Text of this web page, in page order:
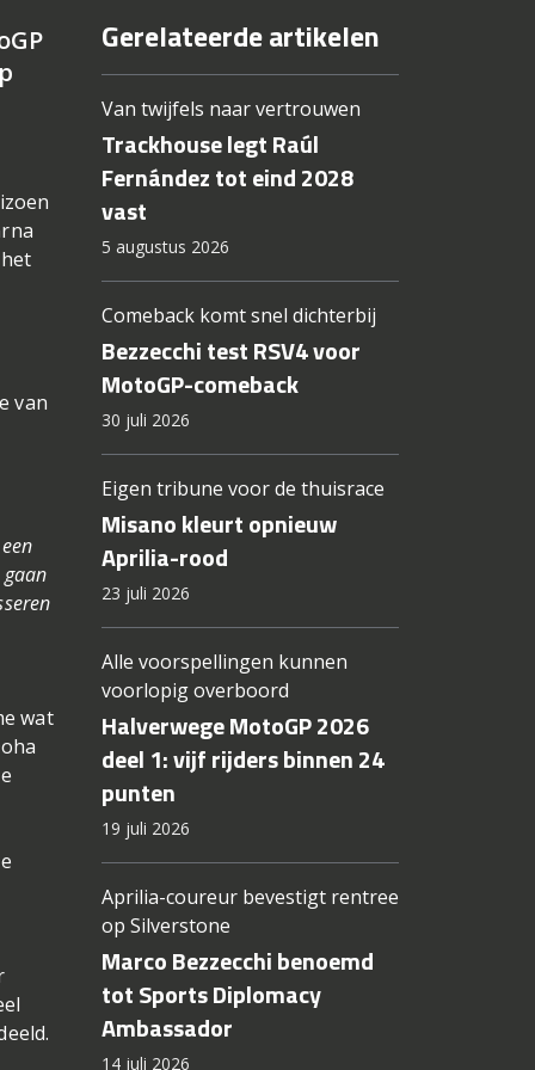
van
wat
Gerelateerde artikelen
Van twijfels naar vertrouwen
Trackhouse legt Raúl
Fernández tot eind 2028
vast
5 augustus 2026
Comeback komt snel dichterbij
Bezzecchi test RSV4 voor
MotoGP-comeback
30 juli 2026
Eigen tribune voor de thuisrace
Misano kleurt opnieuw
Aprilia-rood
23 juli 2026
Alle voorspellingen kunnen
voorlopig overboord
Halverwege MotoGP 2026
deel 1: vijf rijders binnen 24
punten
19 juli 2026
Aprilia-coureur bevestigt rentree
op Silverstone
Marco Bezzecchi benoemd
tot Sports Diplomacy
Ambassador
14 juli 2026